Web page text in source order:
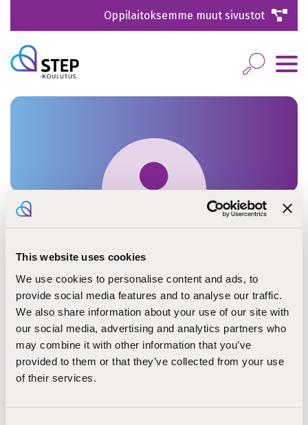
This website uses cookies
We use cookies to personalise content and ads, to
provide social media features and to analyse our traffic.
We also share information about your use of our site with
our social media, advertising and analytics partners who
may combine it with other information that you’ve
provided to them or that they’ve collected from your use
of their services.
Oppilaitoksemme muut sivustot
Timo Oranen
tilapalveluvastaava
Pieksämäki